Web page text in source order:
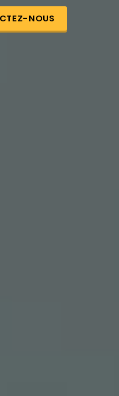
NOUS